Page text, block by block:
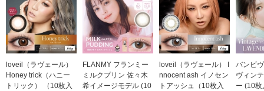
loveil（ラヴェール）
Honey trick（ハニー
トリック） （10枚入
FLANMY フランミー
ミルクプリン 佐々木
希イメージモデル (10
loveil（ラヴェール） I
nnocent ash イノセン
トアッシュ（10枚入
バンビ
ヴィン
ー (10